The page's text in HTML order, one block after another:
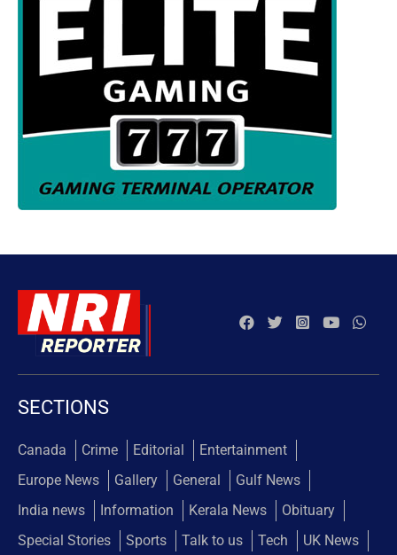
SECTIONS
Canada Crime Editorial
Entertainment
Europe News
Gallery General
Gulf News
India news
Information Kerala News
Obituary
Special Stories
Sports Talk to us Tech UK News